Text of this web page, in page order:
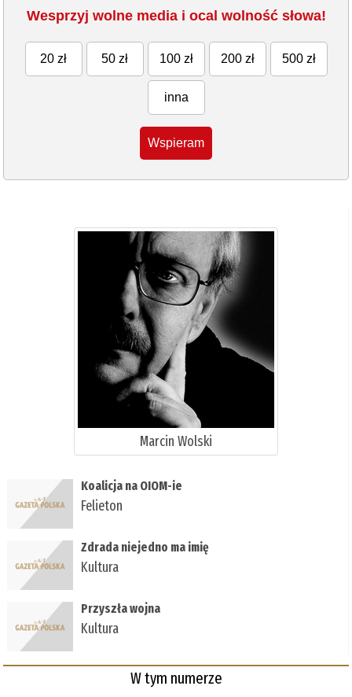
Wesprzyj wolne media i ocal wolność słowa!
20 zł 50 zł 100 zł 200 zł 500 zł
inna
Wspieram
Marcin Wolski
Koalicja na OIOM-ie
Felieton
Zdrada niejedno ma imię
Kultura
Przyszła wojna
Kultura
W tym numerze